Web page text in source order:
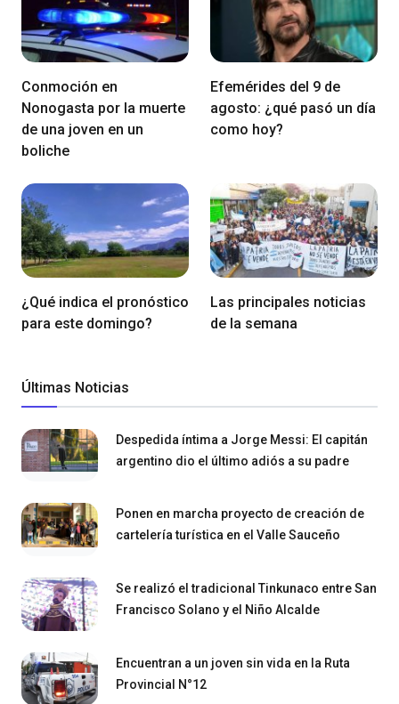
Conmoción en
Nonogasta por la muerte
de una joven en un
boliche
Efemérides del 9 de
agosto: ¿qué pasó un día
como hoy?
¿Qué indica el pronóstico
para este domingo?
Las principales noticias
de la semana
Últimas Noticias
Despedida íntima a Jorge Messi: El capitán
argentino dio el último adiós a su padre
Ponen en marcha proyecto de creación de
cartelería turística en el Valle Sauceño
Se realizó el tradicional Tinkunaco entre San
Francisco Solano y el Niño Alcalde
Encuentran a un joven sin vida en la Ruta
Provincial N°12